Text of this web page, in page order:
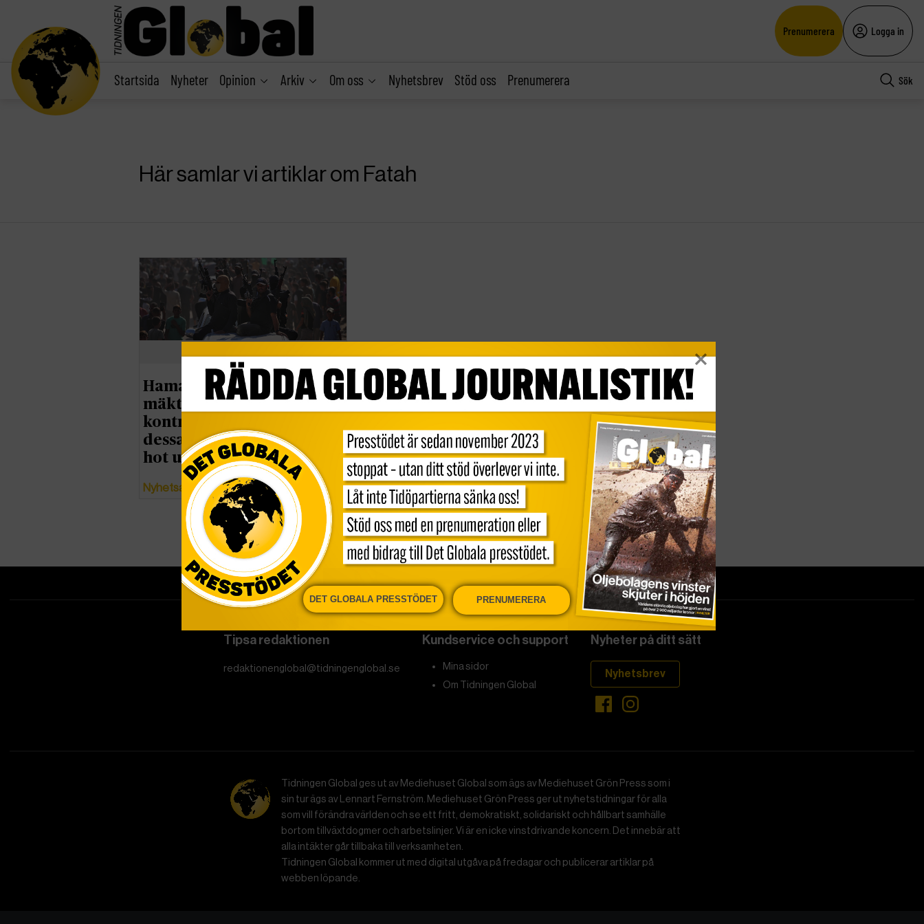
Prenumerera Logga in
Startsida Nyheter Opinion Arkiv Om oss Nyhetsbrev Stöd oss Prenumerera Sök
Här samlar vi artiklar om Fatah
Hamas kämpar mot
mäktiga klaner om
kontrollen i Gaza – vilka är
dessa grupper och vilket
hot utgör de?
Nyhetsanalys
Tipsa redaktionen
redaktionenglobal@tidningenglobal.se
Kundservice och support
Mina sidor
Om Tidningen Global
Nyheter på ditt sätt
Nyhetsbrev
Tidningen Global ges ut av Mediehuset Global som ägs av Mediehuset Grön Press som i
sin tur ägs av Lennart Fernström. Mediehuset Grön Press ger ut nyhetstidningar för alla
som vill förändra världen och se ett fritt, demokratiskt, solidariskt och hållbart samhälle
bortom tillväxtdogmer och arbetslinjer. Vi är en icke vinstdrivande koncern. Det innebär att
alla intäkter går tillbaka till verksamheten.
Tidningen Global kommer ut med digital utgåva på fredagar och publicerar artiklar på
webben löpande.
DET GLOBALA PRESSTÖDET PRENUMERERA